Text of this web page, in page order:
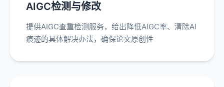
AIGC检测与修改
提供AIGC查重检测服务，给出降低AIGC率、清除AI
痕迹的具体解决办法，确保论文原创性